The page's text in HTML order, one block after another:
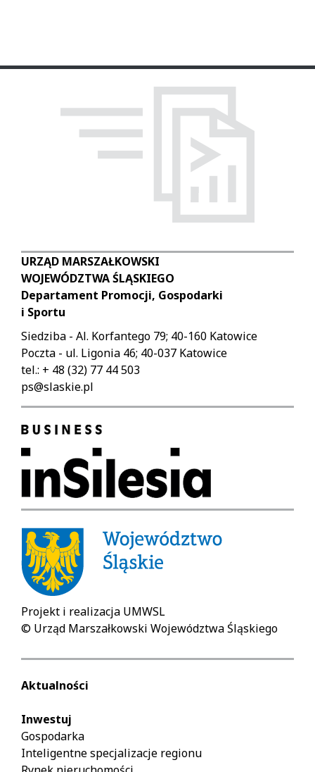
URZĄD MARSZAŁKOWSKI
WOJEWÓDZTWA ŚLĄSKIEGO
Departament Promocji, Gospodarki
i Sportu
Siedziba - Al. Korfantego 79; 40-160 Katowice
Poczta - ul. Ligonia 46; 40-037 Katowice
tel.: + 48 (32) 77 44 503
ps@slaskie.pl
Projekt i realizacja UMWSL
© Urząd Marszałkowski Województwa Śląskiego
Aktualności
Inwestuj
Gospodarka
Inteligentne specjalizacje regionu